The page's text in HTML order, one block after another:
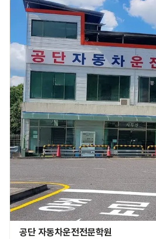
공단 자동차운전전문학원